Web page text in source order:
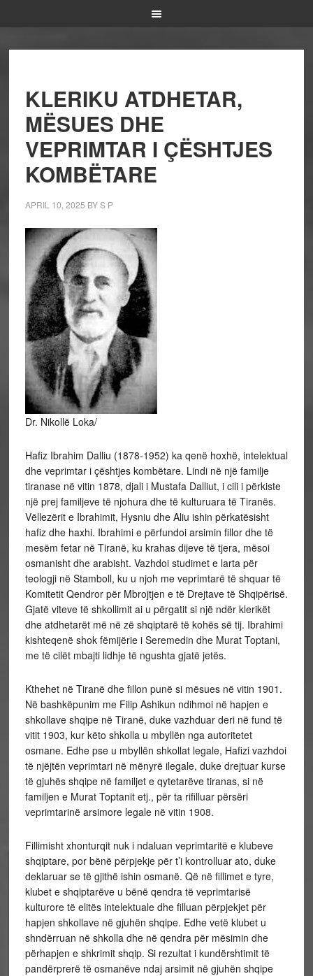
KLERIKU ATDHETAR,
MËSUES DHE
VEPRIMTAR I ÇËSHTJES
KOMBËTARE
APRIL 10, 2025 BYS P
Dr. Nikollë Loka/
Hafiz Ibrahim Dalliu (1878-1952) ka qenë hoxhë, intelektual
dhe veprimtar i çështjes kombëtare. Lindi në një familje
tiranase në vitin 1878, djali i Mustafa Dalliut, i cili i përkiste
një prej familjeve të njohura dhe të kulturuara të Tiranës.
Vëllezërit e Ibrahimit, Hysniu dhe Aliu ishin përkatësisht
hafiz dhe haxhi. Ibrahimi e përfundoi arsimin fillor dhe të
mesëm fetar në Tiranë, ku krahas dijeve të tjera, mësoi
osmanisht dhe arabisht. Vazhdoi studimet e larta për
teologji në Stamboll, ku u njoh me veprimtarë të shquar të
Komitetit Qendror për Mbrojtjen e të Drejtave të Shqipërisë.
Gjatë viteve të shkollimit ai u përgatit si një ndër klerikët
dhe atdhetarët më në zë shqiptarë të kohës së tij. Ibrahimi
kishteqenë shok fëmijërie i Seremedin dhe Murat Toptani,
me të cilët mbajti lidhje të ngushta gjatë jetës.
Kthehet në Tiranë dhe fillon punë si mësues në vitin 1901.
Në bashkëpunim me Filip Ashikun ndihmoi në hapjen e
shkollave shqipe në Tiranë, duke vazhduar deri në fund të
vitit 1903, kur këto shkolla u mbyllën nga autoritetet
osmane. Edhe pse u mbyllën shkollat legale, Hafizi vazhdoi
të njëjtën veprimtari në mënyrë ilegale, duke drejtuar kurse
të gjuhës shqipe në familjet e qytetarëve tiranas, si në
familjen e Murat Toptanit etj., për ta rifilluar përsëri
veprimtarinë arsimore legale në vitin 1908.
Fillimisht xhonturqit nuk i ndaluan veprimtaritë e klubeve
shqiptare, por bënë përpjekje për t’i kontrolluar ato, duke
deklaruar se të gjithë ishin osmanë. Që në fillimet e tyre,
klubet e shqiptarëve u bënë qendra të veprimtarisë
kulturore të elitës intelektuale dhe filluan përpjekjet për
hapjen shkollave në gjuhën shqipe. Edhe vetë klubet u
shndërruan në shkolla dhe në qendra për mësimin dhe
përhapjen e shkrimit shqip. Si rezultat i kundërshtimit të
pandërprerë të osmanëve ndaj arsimit në gjuhën shqipe